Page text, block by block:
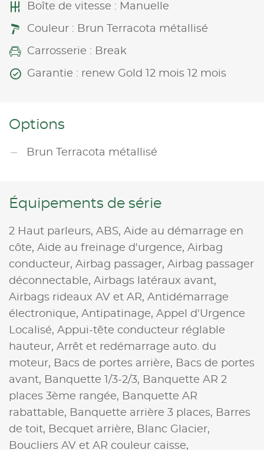
Boîte de vitesse : Manuelle
Couleur : Brun Terracota métallisé
Carrosserie : Break
Garantie : renew Gold 12 mois 12 mois
Options
Brun Terracota métallisé
Équipements de série
2 Haut parleurs, ABS, Aide au démarrage en
côte, Aide au freinage d'urgence, Airbag
conducteur, Airbag passager, Airbag passager
déconnectable, Airbags latéraux avant,
Airbags rideaux AV et AR, Antidémarrage
électronique, Antipatinage, Appel d'Urgence
Localisé, Appui-tête conducteur réglable
hauteur, Arrêt et redémarrage auto. du
moteur, Bacs de portes arrière, Bacs de portes
avant, Banquette 1/3-2/3, Banquette AR 2
places 3ème rangée, Banquette AR
rabattable, Banquette arrière 3 places, Barres
de toit, Becquet arrière, Blanc Glacier,
Boucliers AV et AR couleur caisse,